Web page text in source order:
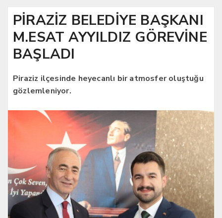
PİRAZİZ BELEDİYE BAŞKANI
M.ESAT AYYILDIZ GÖREVİNE
BAŞLADI
Piraziz ilçesinde heyecanlı bir atmosfer oluştuğu
gözlemleniyor.